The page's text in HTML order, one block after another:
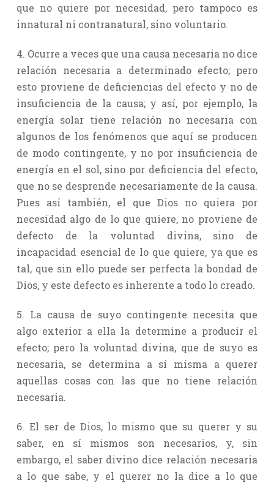
que no quiere por necesidad, pero tampoco es
innatural ni contranatural, sino voluntario.
4. Ocurre a veces que una causa necesaria no dice
relación necesaria a determinado efecto; pero
esto proviene de deficiencias del efecto y no de
insuficiencia de la causa; y así, por ejemplo, la
energía solar tiene relación no necesaria con
algunos de los fenómenos que aquí se producen
de modo contingente, y no por insuficiencia de
energía en el sol, sino por deficiencia del efecto,
que no se desprende necesariamente de la causa.
Pues así también, el que Dios no quiera por
necesidad algo de lo que quiere, no proviene de
defecto de la voluntad divina, sino de
incapacidad esencial de lo que quiere, ya que es
tal, que sin ello puede ser perfecta la bondad de
Dios, y este defecto es inherente a todo lo creado.
5. La causa de suyo contingente necesita que
algo exterior a ella la determine a producir el
efecto; pero la voluntad divina, que de suyo es
necesaria, se determina a sí misma a querer
aquellas cosas con las que no tiene relación
necesaria.
6. El ser de Dios, lo mismo que su querer y su
saber, en sí mismos son necesarios, y, sin
embargo, el saber divino dice relación necesaria
a lo que sabe, y el querer no la dice a lo que